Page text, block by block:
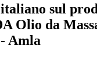
sul
Olio da
Amla